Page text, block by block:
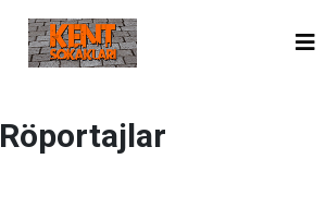
Röportajlar